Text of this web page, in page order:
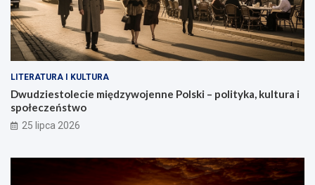
LITERATURA I KULTURA
Dwudziestolecie międzywojenne Polski – polityka, kultura i
społeczeństwo
25 lipca 2026